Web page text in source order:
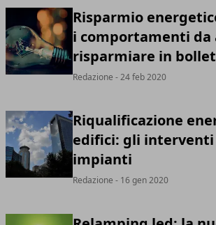
Risparmio
i comportamenti
risparmiare in
Redazione - 24 feb 2020
Riqualificazione
edifici: gli interventi
impianti
Redazione - 16 gen 2020